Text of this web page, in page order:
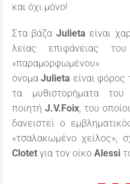
και όχι μόνο!
Στα βάζα Julieta είναι
λείας επιφάνειας
«παραμορφωμένου»
όνομα Julieta είναι
τα μυθιστορήματα
ποιητή J.V.Foix, του
δανειστεί ο
«τσαλακωμένο χείλος»,
Clotet για τον οίκο Alessi